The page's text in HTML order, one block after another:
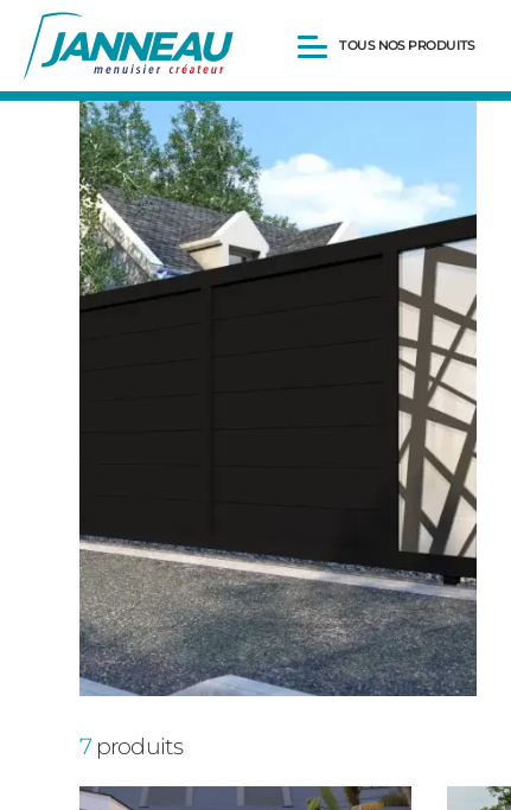
TOUS NOS PRODUITS
Fenêtres et Portes-fenêtres
Baies vitrées
Portes d’entrée
Volets roulants
Pergolas
Portails et portillons
Carports
7produits